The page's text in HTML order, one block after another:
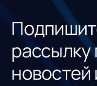
новостей